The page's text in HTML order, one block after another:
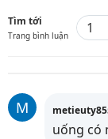
Tìm tới
Trang bình luận
M
uống có